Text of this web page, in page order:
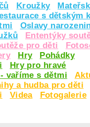
Kroužky
s dětským
Oslavy
Ententýky
pro děti
Hry
Pohádky
Hry pro hravé
vaříme s dětmi
a hudba pro děti
Videa
Fotogalerie